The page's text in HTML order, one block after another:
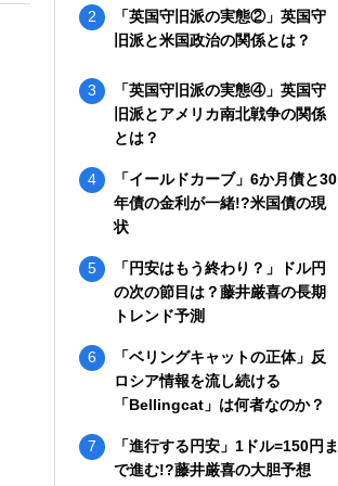
「英国守旧派の実態②」英国守
旧派と米国政治の関係とは？
「英国守旧派の実態④」英国守
旧派とアメリカ南北戦争の関係
とは？
「イールドカーブ」6か月債と30
年債の金利が一緒!?米国債の現
状
「円安はもう終わり？」ドル円
の次の節目は？藤井厳喜の長期
トレンド予測
「ベリングキャットの正体」反
ロシア情報を流し続ける
「Bellingcat」は何者なのか？
「進行する円安」1ドル=150円ま
で進む!?藤井厳喜の大胆予想